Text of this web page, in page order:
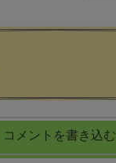
コメントを書き込む